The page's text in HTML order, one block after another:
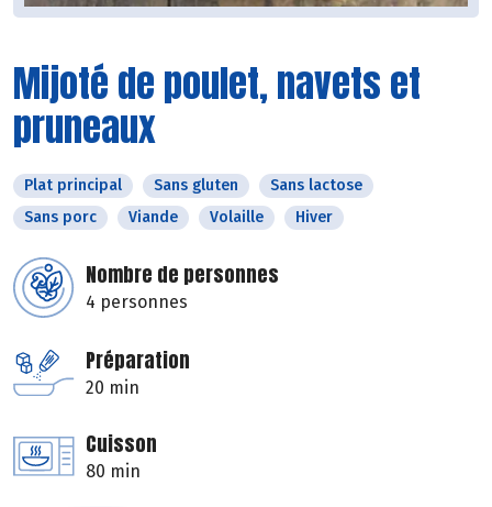
Mijoté de poulet, navets et
pruneaux
Plat principal Sans gluten
Sans lactose
Sans porc
Viande Volaille Hiver
Nombre de personnes
4 personnes
Préparation
20 min
Cuisson
80 min